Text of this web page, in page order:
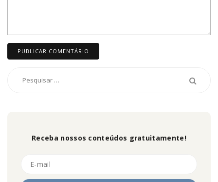
Receba nossos conteúdos gratuitamente!